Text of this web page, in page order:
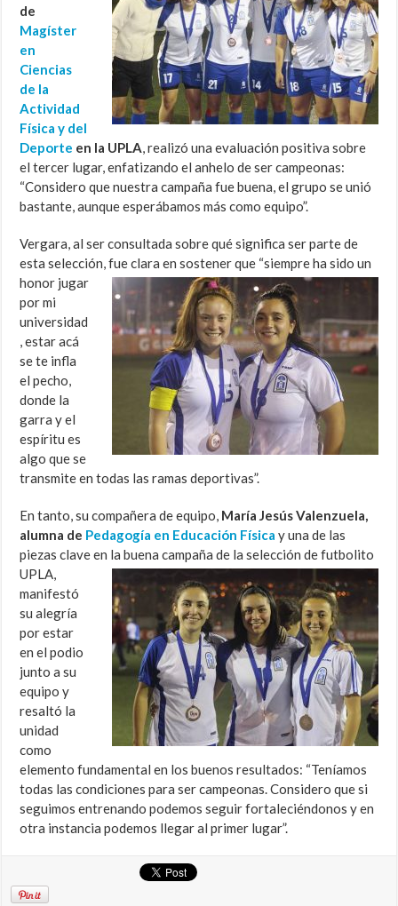
de
Magíster
en
Ciencias
de la
Actividad
Física y del
Deporte en la UPLA, realizó una evaluación positiva sobre
el tercer lugar, enfatizando el anhelo de ser campeonas:
“Considero que nuestra campaña fue buena, el grupo se unió
bastante, aunque esperábamos más como equipo”.
Vergara, al ser consultada sobre qué significa ser parte de
esta selección, fue clara en sostenerque “siempre ha sido un
honor jugar
por mi
universidad
, estar acá
se te infla
el pecho,
donde la
garra y el
espíritu es
algo que se
transmite en todas las ramas deportivas”.
En tanto, su compañera de equipo, María Jesús Valenzuela,
alumna de Pedagogía en Educación Física y una de las
piezas clave en la buena campaña de la selección de futbolito
UPLA,
manifestó
su alegría
por estar
en el podio
junto a su
equipo y
resaltó la
unidad
como
elemento fundamental en los buenos resultados: “Teníamos
todas las condiciones para ser campeonas. Considero que si
seguimos entrenando podemos seguir fortaleciéndonos y en
otra instancia podemos llegar al primer lugar”.